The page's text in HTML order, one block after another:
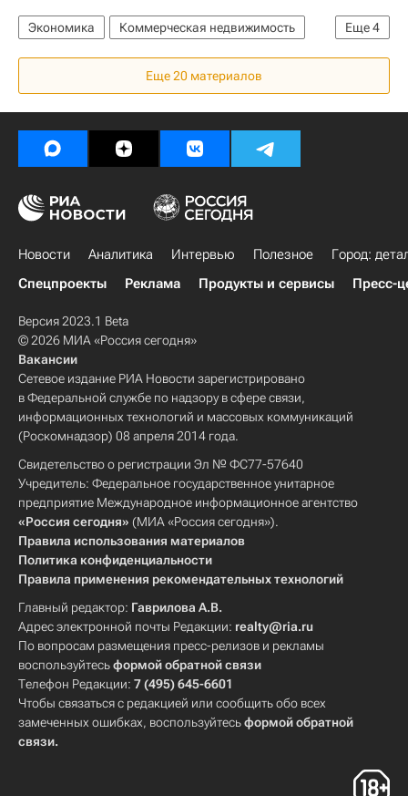
Еще4
Экономика
Коммерческая недвижимость
Москва
Мневниковская пойма
Бизнес-центры
Еще 20 материалов
Новости Аналитика Интервью Полезное
Город:
Спецпроекты
Реклама Продукты и сервисы Пресс-
Версия 2023.1 Beta
© 2026 МИА «Россия сегодня»
Вакансии
Сетевое издание РИА Новости зарегистрировано
в Федеральной службе по надзору в сфере связи,
информационных технологий и массовых коммуникаций
(Роскомнадзор) 08 апреля 2014 года.
Свидетельство о регистрации Эл № ФС77-57640
Учредитель: Федеральное государственное унитарное
предприятие Международное информационное агентство
«Россия сегодня» (МИА «Россия сегодня»).
Правила использования материалов
Политика конфиденциальности
Правила применения рекомендательных технологий
Главный редактор: Гаврилова А.В.
Адрес электронной почты Редакции: realty@ria.ru
По вопросам размещения пресс-релизов и рекламы
воспользуйтесьформой обратной связи
Телефон Редакции: 7 (495) 645-6601
Чтобы связаться с редакцией или сообщить обо всех
замеченных ошибках, воспользуйтесьформой обратной
связи.